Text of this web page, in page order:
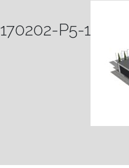
170202-P5-1